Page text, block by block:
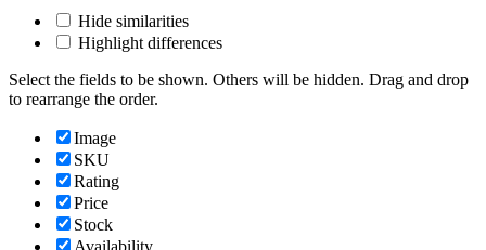
Hide similarities
Highlight differences
Select the fields to be shown. Others will be hidden. Drag and drop
to rearrange the order.
Image
SKU
Rating
Price
Stock